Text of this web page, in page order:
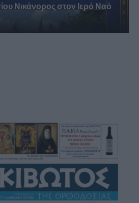
Νικάνορος στον Ιερό Ναό